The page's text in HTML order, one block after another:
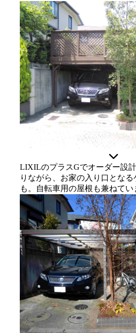
LIXILのプラスGでオーダー設
りながら、お家の入り口とな
も。自転車用の屋根も兼ねてい